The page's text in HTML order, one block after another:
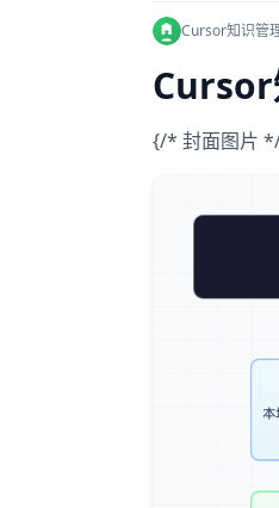
Cursor知识管
Cursor
{/* 封面图片